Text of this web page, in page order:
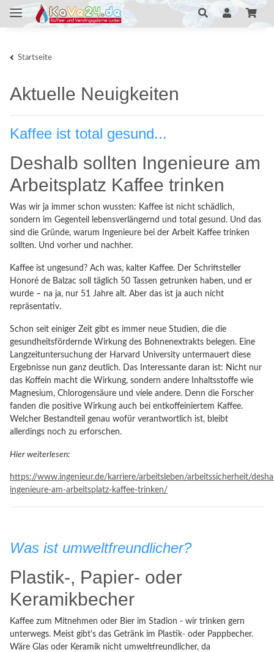
Startseite
Aktuelle Neuigkeiten
Kaffee ist total gesund...
Deshalb sollten Ingenieure am
Arbeitsplatz Kaffee trinken
Was wir ja immer schon wussten: Kaffee ist nicht schädlich,
sondern im Gegenteil lebensverlängernd und total gesund. Und das
sind die Gründe, warum Ingenieure bei der Arbeit Kaffee trinken
sollten. Und vorher und nachher.
Kaffee ist ungesund? Ach was, kalter Kaffee. Der Schriftsteller
Honoré de Balzac soll täglich 50 Tassen getrunken haben, und er
wurde – na ja, nur 51 Jahre alt. Aber das ist ja auch nicht
repräsentativ.
Schon seit einiger Zeit gibt es immer neue Studien, die die
gesundheitsfördernde Wirkung des Bohnenextrakts belegen. Eine
Langzeituntersuchung der Harvard University untermauert diese
Ergebnisse nun ganz deutlich. Das Interessante daran ist: Nicht nur
das Koffein macht die Wirkung, sondern andere Inhaltsstoffe wie
Magnesium, Chlorogensäure und viele andere. Denn die Forscher
fanden die positive Wirkung auch bei entkoffeiniertem Kaffee.
Welcher Bestandteil genau wofür verantwortlich ist, bleibt
allerdings noch zu erforschen.
Hier weiterlesen:
https://www.ingenieur.de/karriere/arbeitsleben/arbeitssicherheit/
ingenieure-am-arbeitsplatz-kaffee-trinken/
Was ist umweltfreundlicher?
Plastik-, Papier- oder
Keramikbecher
Kaffee zum Mitnehmen oder Bier im Stadion - wir trinken gern
unterwegs. Meist gibt's das Getränk im Plastik- oder Pappbecher.
Wäre Glas oder Keramik nicht umweltfreundlicher, da